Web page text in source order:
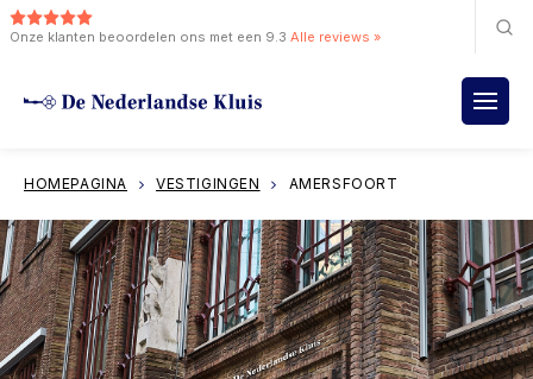
Onze klanten beoordelen ons met een 9.3 Alle reviews »
HOMEPAGINA VESTIGINGEN AMERSFOORT